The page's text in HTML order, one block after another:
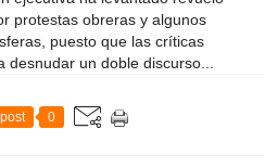
protestas obreras y algunos
puesto que las críticas
un doble discurso...
0